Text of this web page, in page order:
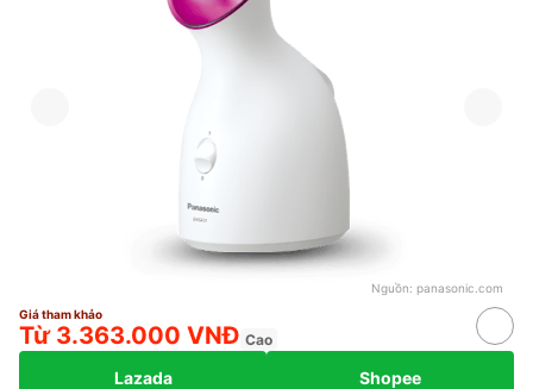
Nguồn: panasonic.com
Giá tham khảo
Từ 3.363.000 VNĐ Cao
Lazada Shopee